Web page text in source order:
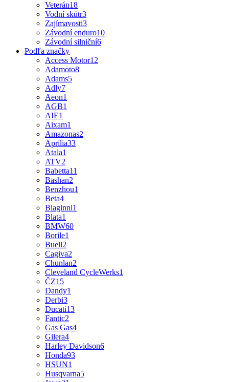
Veterán18
Vodní skútr3
Zajímavosti3
Závodní enduro10
Závodní silniční6
Podľa značky
Access Motor12
Adamoto8
Adams5
Adly7
Aeon1
AGB1
AIE1
Aixam1
Amazonas2
Aprilia33
Atala1
ATV2
Babetta11
Bashan2
Benzhou1
Beta4
Biaginni1
Blata1
BMW60
Borile1
Buell2
Cagiva2
Chunlan2
Cleveland CycleWerks1
ČZ15
Dandy1
Derbi3
Ducati13
Fantic2
Gas Gas4
Gilera4
Harley Davidson6
Honda93
HSUN1
Husqvarna5